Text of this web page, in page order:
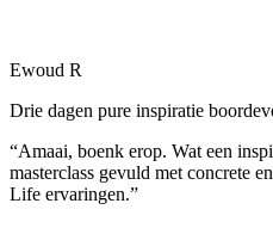
Ewoud R
Drie dagen pure inspiratie
“Amaai, boenk erop. Wat een
masterclass gevuld met concrete
Life ervaringen.”